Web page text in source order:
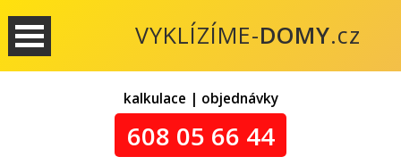
VYKLÍZÍME-DOMY.cz
kalkulace | objednávky
608 05 66 44